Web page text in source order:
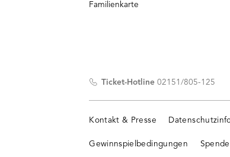
Familienkarte
Ticket-Hotline02151/805-125
Kontakt & Presse
Gewinnspielbedingungen